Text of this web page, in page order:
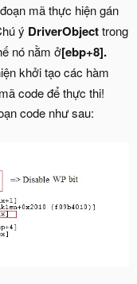
mã thực hiện gán
ý DriverObjecttrong
nó nằm ở[ebp+8].
khởi tạo các hàm
code để thực thi!
code như sau: